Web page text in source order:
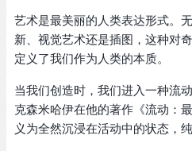
艺术是最美丽的人类表达形式。
新、视觉艺术还是插图，这种对
定义了我们作为人类的本质。
当我们创造时，我们进入一种流
克森米哈伊在他的著作《流动：
义为全然沉浸在活动中的状态，